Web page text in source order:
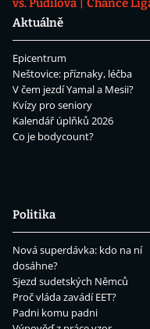
vs. Pudilová
Chance
Aktuálně
Epicentrum
Neštovice: příznaky, léčba
V čem jezdí Yamal a Mesii?
Kvízy pro seniory
Kalendář úplňků 2026
Co je bodycount?
Politika
Nová superdávka: kdo na ní
dosáhne?
Sjezd sudetských Němců
Proč vláda zavádí EET?
Padni komu padni